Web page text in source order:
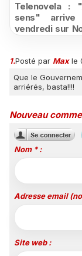
Telenovela :
sens"
vendredi sur
1.Posté par Max le
Que le
arriérés, basta!!!!
Nouveau
Nom * :
Adresse email
Site web :